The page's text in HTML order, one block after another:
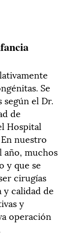
Se
según el Dr.
de
Hospital
nuestro
año, muchos
y que se
cirugías
calidad de
y
operación